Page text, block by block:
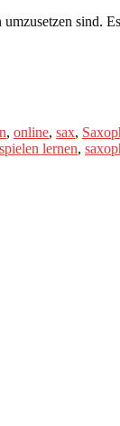
sind.
, online, sax,
lernen,